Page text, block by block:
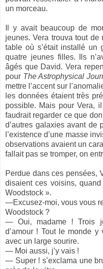
un morceau.
Il y avait beaucoup de
jeunes. Vera trouva tout de
table où s’était installé un
quatre jeunes filles. Ils
âgés que David. Vera
pour The Astrophysical
mettre l’accent sur
les données étaient très
possible. Mais pour Vera,
faudrait regarder ce que
d’autres galaxies avant de
l’existence d’une masse
observations avaient un
fallait pas se tromper, on
Perdue dans ces pensées,
disaient ces voisins,
Woodstock ».
—Excusez-moi, vous vous
Woodstock ?
— Oui, madame ! Trois
d’amour ! Tout le monde
avec un large sourire.
— Moi aussi, j’y vais !
— Super ! s’exclama une